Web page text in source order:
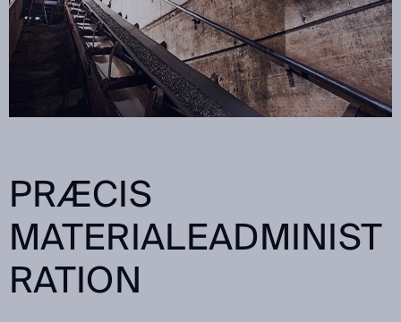
PRÆCIS
MATERIALEADMINIST
RATION